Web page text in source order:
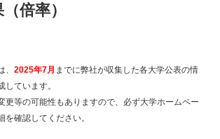
倍率）
、 2025年7月 までに弊社が収集した各大学公表の情
しています。
更等の可能性もありますので、必ず大学ホームペー
を確認してください。